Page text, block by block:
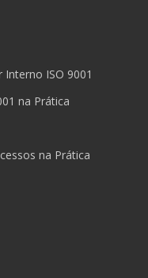
ISO 9001
na Prática
na Prática